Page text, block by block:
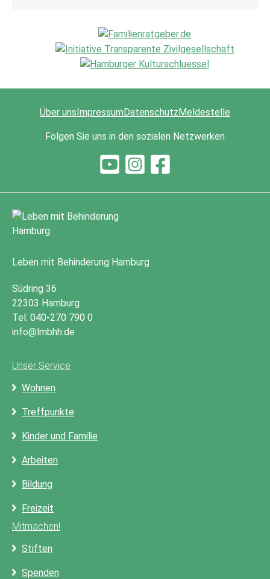
Über unsImpressumDatenschutzMeldestelle
Folgen Sie uns in den sozialen Netzwerken
Leben mit Behinderung Hamburg
Südring 36
22303 Hamburg
Tel. 040-270 790 0
info@lmbhh.de
Unser Service
Wohnen
Treffpunkte
Kinder und Familie
Arbeiten
Bildung
Freizeit
Mitmachen!
Stiften
Spenden